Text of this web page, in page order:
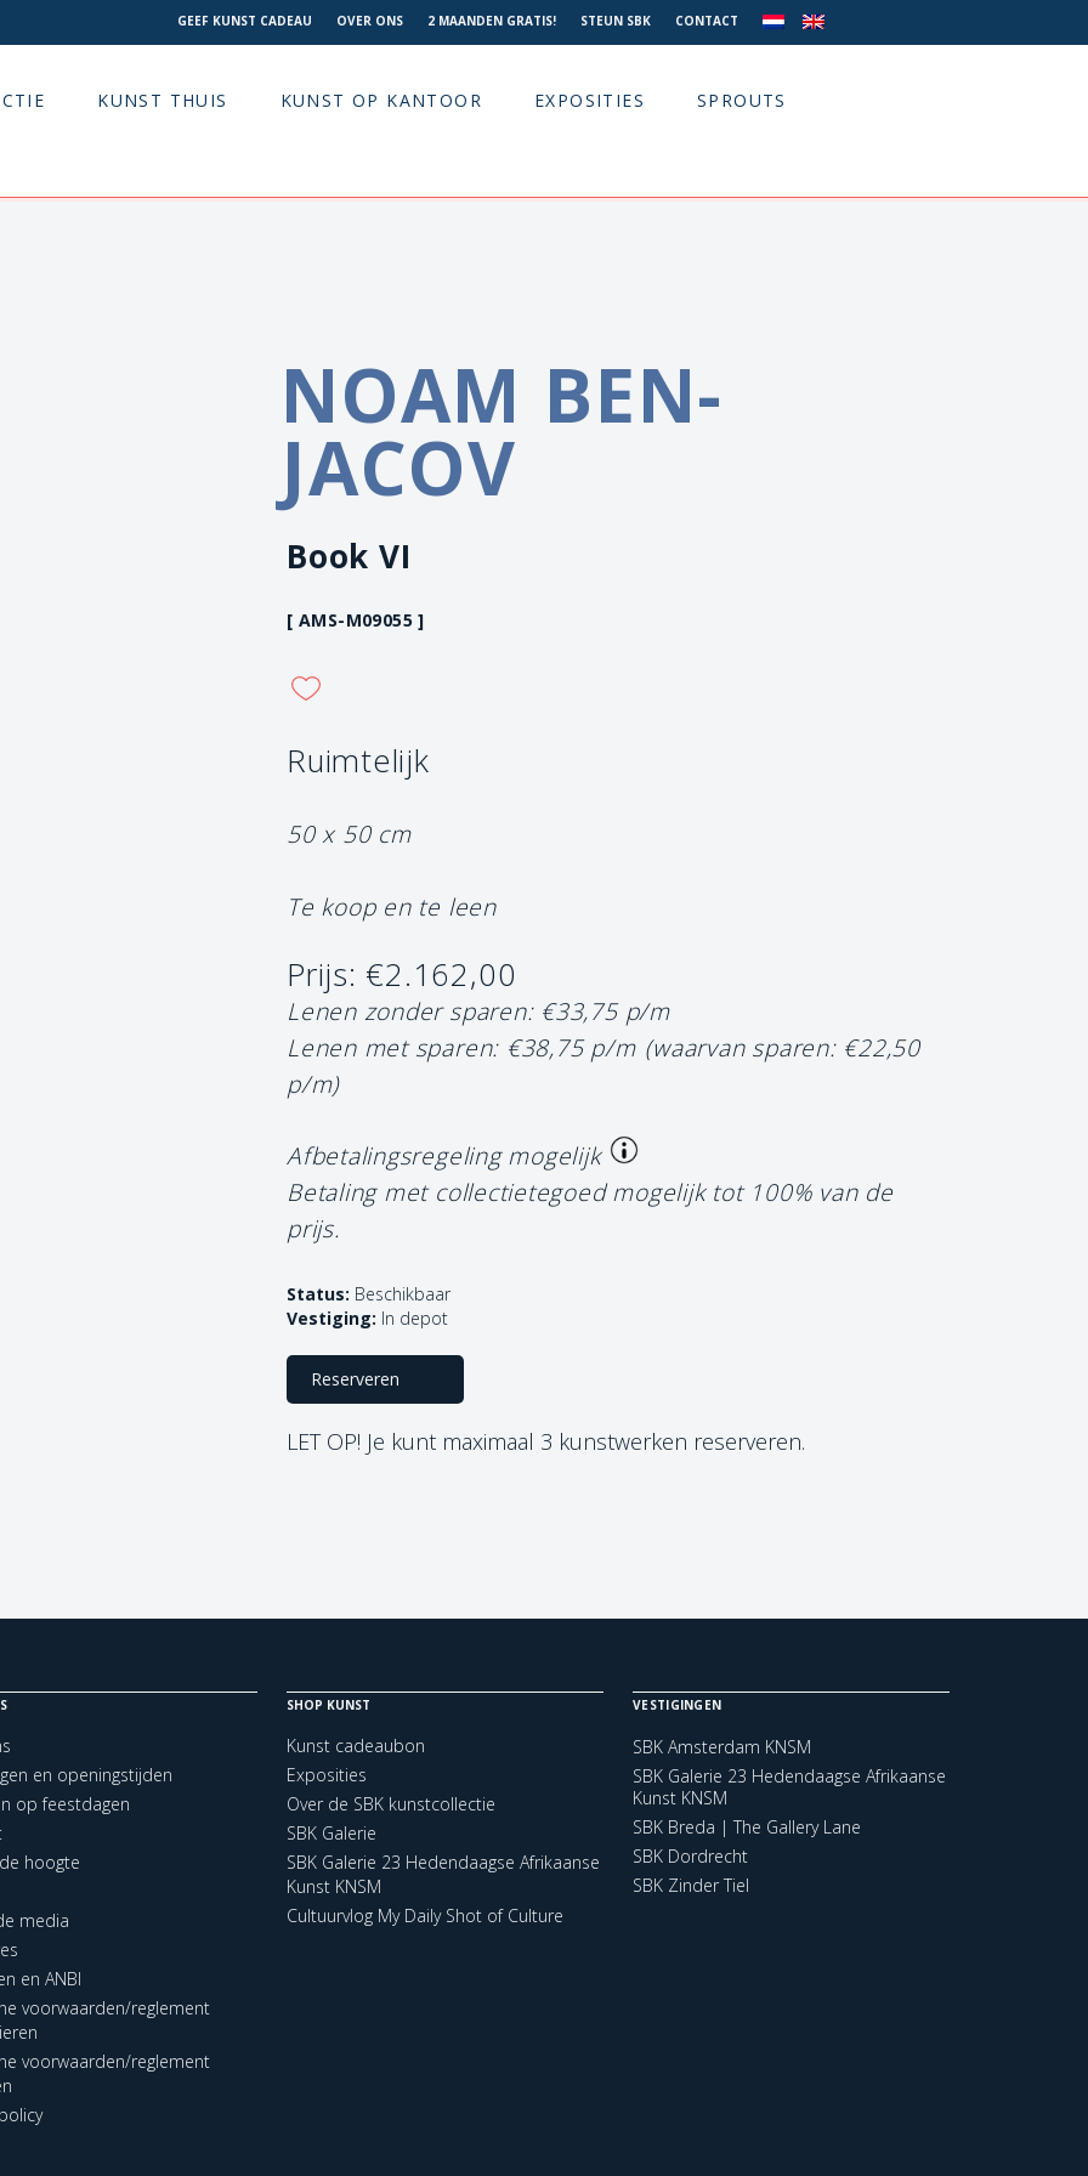
GEEF KUNST CADEAU OVER ONS 2 MAANDEN GRATIS! STEUN SBK CONTACT
KUNST THUIS KUNST OP KANTOOR EXPOSITIES SPROUTS
NOAM BEN-
JACOV
Book VI
[ AMS-M09055 ]
Ruimtelijk
50 x 50 cm
Te koop en te leen
Prijs: €2.162,00
Lenen zonder sparen: €33,75 p/m
Lenen met sparen: €38,75 p/m (waarvan sparen: €22,50
p/m)
Afbetalingsregeling mogelijk
Betaling met collectietegoed mogelijk tot 100% van de
prijs.
Status: Beschikbaar
Vestiging: In depot
Reserveren
LET OP! Je kunt maximaal 3 kunstwerken reserveren.
en openingstijden
op feestdagen
hoogte
media
en ANBI
voorwaarden/reglement
voorwaarden/reglement
SHOP KUNST
Kunst cadeaubon
Exposities
Over de SBK kunstcollectie
SBK Galerie
SBK Galerie 23 Hedendaagse Afrikaanse
Kunst KNSM
Cultuurvlog My Daily Shot of Culture
VESTIGINGEN
SBK Amsterdam KNSM
SBK Galerie 23 Hedendaagse Afrikaanse
Kunst KNSM
SBK Breda | The Gallery Lane
SBK Dordrecht
SBK Zinder Tiel